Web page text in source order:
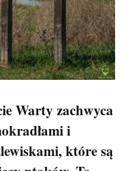
Warty zachwyca
i
które są